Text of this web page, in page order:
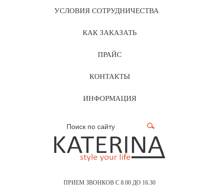
УСЛОВИЯ СОТРУДНИЧЕСТВА
КАК ЗАКАЗАТЬ
ПРАЙС
КОНТАКТЫ
ИНФОРМАЦИЯ
ПРИЕМ ЗВОНКОВ С 8.00 ДО 16.30